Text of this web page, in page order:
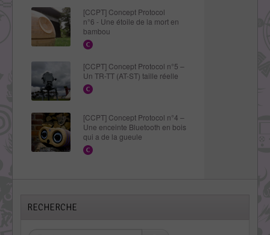
[CCPT] Concept Protocol
n°6 - Une étoile de la mort en
bambou
[CCPT] Concept Protocol n°5 –
Un TR-TT (AT-ST) taille réelle
[CCPT] Concept Protocol n°4 –
Une enceinte Bluetooth en bois
qui a de la gueule
RECHERCHE